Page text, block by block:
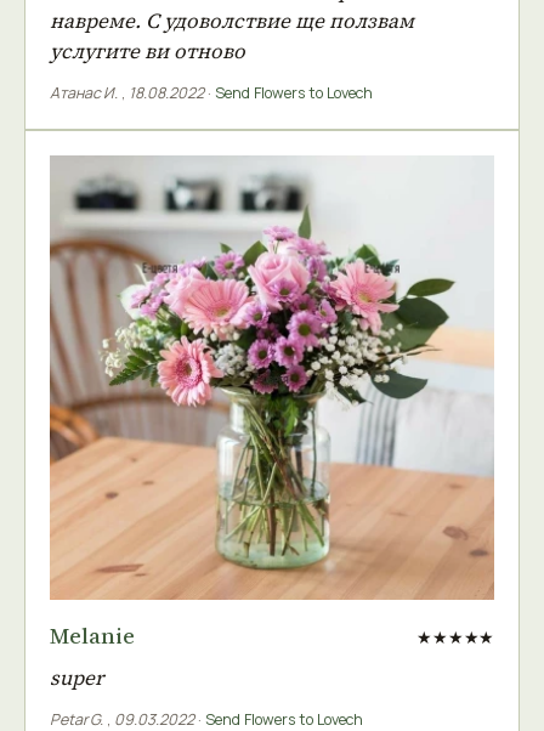
навреме. С удоволствие ще ползвам
услугите ви отново
Атанас И. , 18.08.2022· Send Flowers to Lovech
Melanie ★★★★★
super
Petar G. , 09.03.2022· Send Flowers to Lovech